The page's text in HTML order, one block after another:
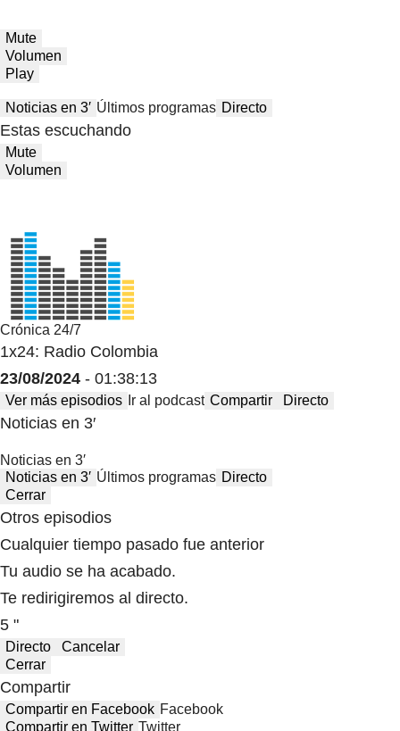
Mute
Volumen
Play
Noticias en 3′ Últimos programas Directo
Estas escuchando
Mute
Volumen
Crónica 24/7
1x24: Radio Colombia
23/08/2024 - 01:38:13
Ver más episodios Ir al podcast Compartir Directo
Noticias en 3′
Noticias en 3′
Noticias en 3′ Últimos programas Directo
Cerrar
Otros episodios
Cualquier tiempo pasado fue anterior
Tu audio se ha acabado.
Te redirigiremos al directo.
5 "
Directo
Cancelar
Cerrar
Compartir
Compartir en Facebook Facebook
Compartir en Twitter Twitter